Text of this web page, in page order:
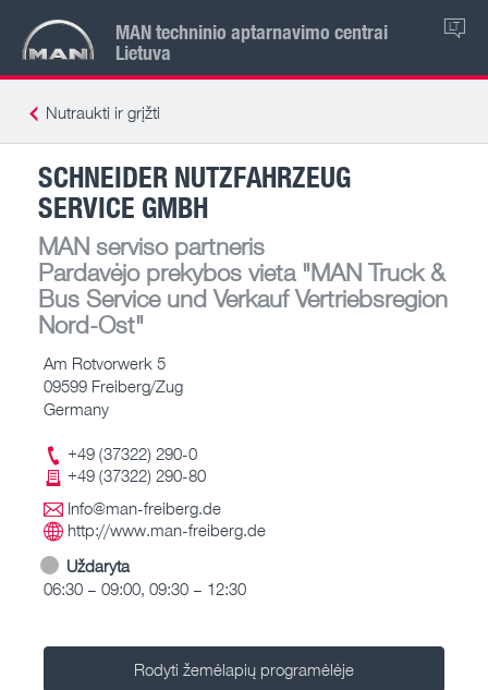
MAN techninio aptarnavimo centrai
Lietuva
LT
Nutraukti ir grįžti
SCHNEIDER NUTZFAHRZEUG
SERVICE GMBH
MAN serviso partneris
Pardavėjo prekybos vieta"MAN Truck &
Bus Service und Verkauf Vertriebsregion
Nord-Ost"
Am Rotvorwerk 5
09599 Freiberg/Zug
Germany
+49 (37322) 290-0
+49 (37322) 290-80
Info@man-freiberg.de
http://www.man-freiberg.de
Uždaryta
06:30 – 09:00, 09:30 – 12:30
Rodyti žemėlapių programėlėje